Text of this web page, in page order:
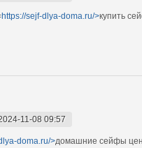
https://sejf-dlya-doma.ru/>купить
11-08 09:57
doma.ru/>домашние сейфы